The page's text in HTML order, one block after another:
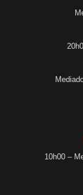
10h00 –